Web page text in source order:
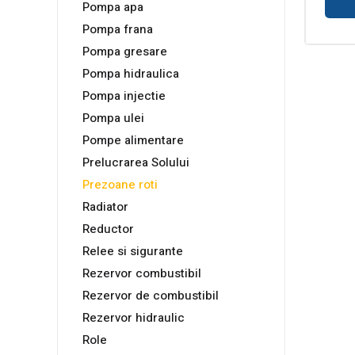
Pompa apa
Pompa frana
Pompa gresare
Pompa hidraulica
Pompa injectie
Pompa ulei
Pompe alimentare
Prelucrarea Solului
Prezoane roti
Radiator
Reductor
Relee si sigurante
Rezervor combustibil
Rezervor de combustibil
Rezervor hidraulic
Role